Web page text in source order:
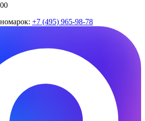
+7 (495) 965-98-78